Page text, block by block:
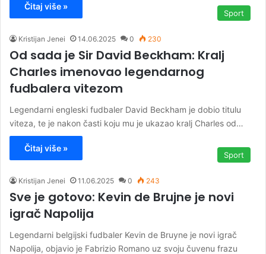
Čitaj više »
Sport
Kristijan Jenei 14.06.2025 0 230
Od sada je Sir David Beckham: Kralj
Charles imenovao legendarnog
fudbalera vitezom
Legendarni engleski fudbaler David Beckham je dobio titulu
viteza, te je nakon časti koju mu je ukazao kralj Charles od…
Čitaj više »
Sport
Kristijan Jenei 11.06.2025 0 243
Sve je gotovo: Kevin de Brujne je novi
igrač Napolija
Legendarni belgijski fudbaler Kevin de Bruyne je novi igrač
Napolija, objavio je Fabrizio Romano uz svoju čuvenu frazu